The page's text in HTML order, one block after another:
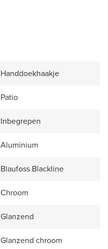
Handdoekhaakje
Patio
Inbegrepen
Aluminium
Blaufoss Blackline
Chroom
Glanzend
Glanzend chroom